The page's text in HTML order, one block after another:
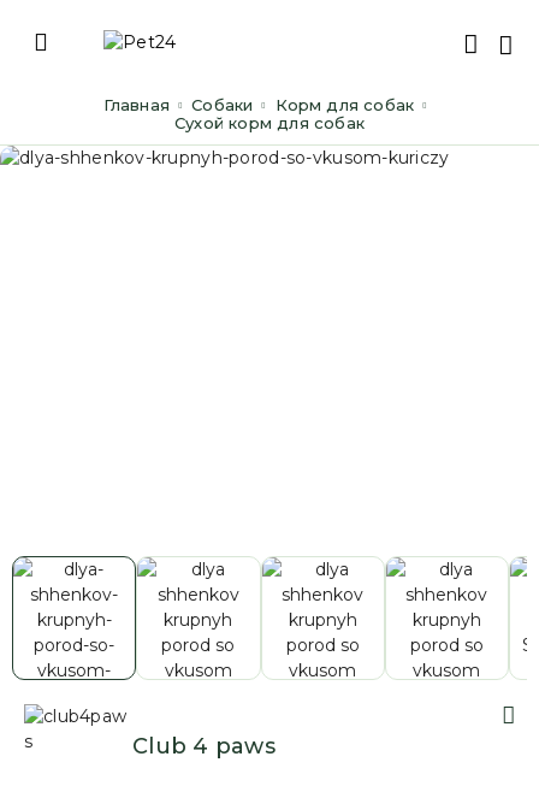
Главная Cобаки
Корм для собак
Сухой корм для собак
Club 4 paws